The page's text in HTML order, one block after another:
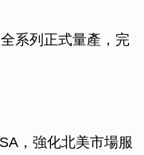
系列正式量產，完
，強化北美市場服